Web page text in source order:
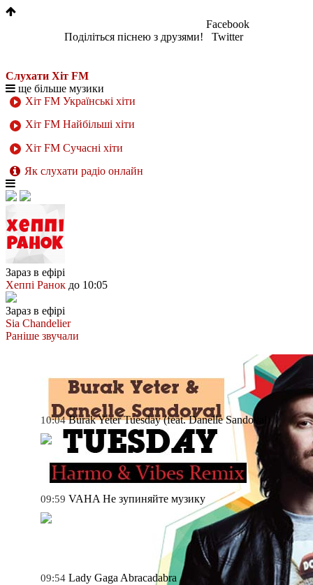
Поділіться піснею з друзями!
Facebook
Twitter
Слухати Хіт FM
ще більше музики
Хіт FM Українські хіти
Хіт FM Найбільші хіти
Хіт FM Сучасні хіти
Як слухати радіо онлайн
Зараз в ефірі
Хеппі Ранок до 10:05
Зараз в ефірі
Sia Chandelier
Раніше звучали
10:04 Burak Yeter Tuesday (feat. Danelle Sandoval)
09:59 VAHA Не зупиняйте музику
09:54 Lady Gaga Abracadabra